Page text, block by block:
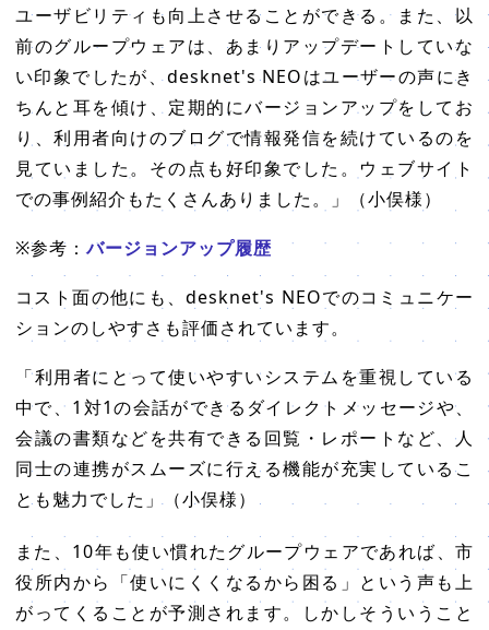
ユーザビリティも向上させることができる。また、以
前のグループウェアは、あまりアップデートしていな
い印象でしたが、desknet's NEOはユーザーの声にき
ちんと耳を傾け、定期的にバージョンアップをしてお
り、利用者向けのブログで情報発信を続けているのを
見ていました。その点も好印象でした。ウェブサイト
での事例紹介もたくさんありました。」（小俣様）
※参考：バージョンアップ履歴
コスト面の他にも、desknet's NEOでのコミュニケー
ションのしやすさも評価されています。
「利用者にとって使いやすいシステムを重視している
中で、1対1の会話ができるダイレクトメッセージや、
会議の書類などを共有できる回覧・レポートなど、人
同士の連携がスムーズに行える機能が充実しているこ
とも魅力でした」（小俣様）
また、10年も使い慣れたグループウェアであれば、市
役所内から「使いにくくなるから困る」という声も上
がってくることが予測されます。しかしそういうこと